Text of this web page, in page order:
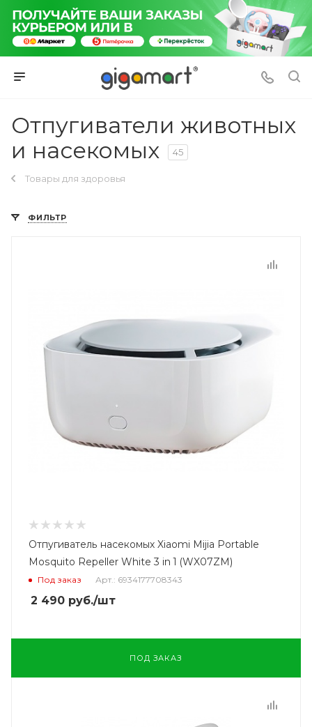
Отпугиватели животных
и насекомых
45
Товары для здоровья
ФИЛЬТР
Отпугиватель насекомых Xiaomi Mijia Portable
Mosquito Repeller White 3 in 1 (WX07ZM)
Под заказ Арт.: 6934177708343
2 490 руб./шт
ПОД ЗАКАЗ